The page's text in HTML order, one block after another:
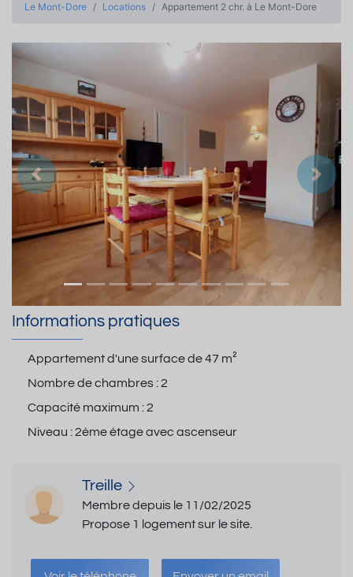
Le Mont-Dore Locations Appartement 2 chr. à Le Mont-Dore
Précedent
Informations pratiques
Appartement d'une surface de47 m²
Nombre de chambres :2
Capacité maximum :2
Niveau :2ème étage avec ascenseur
Treille
Membre depuis le 11/02/2025
Propose 1 logement sur le site.